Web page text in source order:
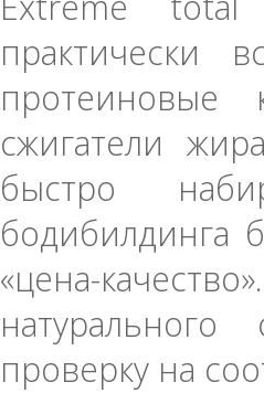
практически
протеиновые
сжигатели
быстро
бодибилдинга
«цена-
проверку на